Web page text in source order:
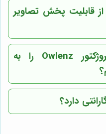
آیا ویدئو پروژکتور Owlenz از قابلیت پخش تصاویر
چگونه می‌توانم ویدئو پروژکتور Owlenz را به